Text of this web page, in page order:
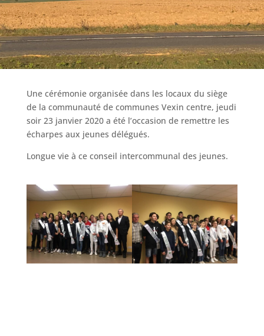
Une cérémonie organisée dans les locaux du siège
de la communauté de communes Vexin centre, jeudi
soir 23 janvier 2020 a été l’occasion de remettre les
écharpes aux jeunes délégués.
Longue vie à ce conseil intercommunal des jeunes.